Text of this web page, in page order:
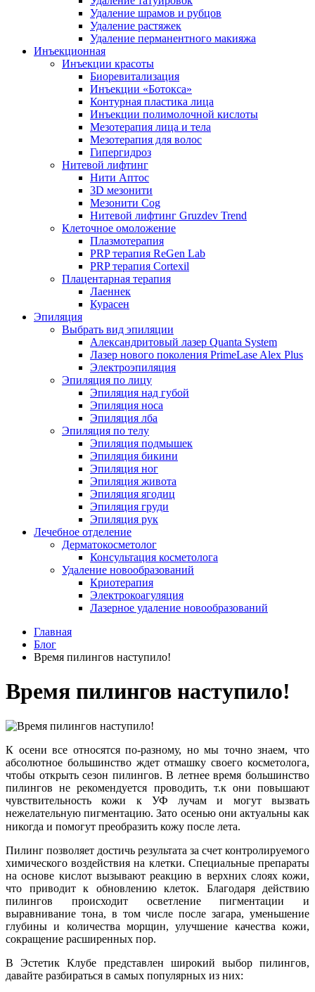
Удаление шрамов и рубцов
Удаление растяжек
Удаление перманентного макияжа
Инъекционная
Инъекции красоты
Биоревитализация
Инъекции «Ботокса»
Контурная пластика лица
Инъекции полимолочной кислоты
Мезотерапия лица и тела
Мезотерапия для волос
Гипергидроз
Нитевой лифтинг
Нити Аптос
3D мезонити
Мезонити Cog
Нитевой лифтинг Gruzdev Trend
Клеточное омоложение
Плазмотерапия
PRP терапия ReGen Lab
PRP терапия Cortexil
Плацентарная терапия
Лаеннек
Курасен
Эпиляция
Выбрать вид эпиляции
Александритовый лазер Quanta System
Лазер нового поколения PrimeLase Alex Plus
Электроэпиляция
Эпиляция по лицу
Эпиляция над губой
Эпиляция носа
Эпиляция лба
Эпиляция по телу
Эпиляция подмышек
Эпиляция бикини
Эпиляция ног
Эпиляция живота
Эпиляция ягодиц
Эпиляция груди
Эпиляция рук
Лечебное отделение
Дерматокосметолог
Консультация косметолога
Удаление новообразований
Криотерапия
Электрокоагуляция
Лазерное удаление новообразований
Главная
Блог
Время пилингов наступило!
Время пилингов наступило!
К осени все относятся по-разному, но мы точно знаем, что
абсолютное большинство ждет отмашку своего косметолога,
чтобы открыть сезон пилингов. В летнее время большинство
пилингов не рекомендуется проводить, т.к они повышают
чувствительность кожи к УФ лучам и могут вызвать
нежелательную пигментацию. Зато осенью они актуальны как
никогда и помогут преобразить кожу после лета. ⠀
Пилинг позволяет достичь результата за счет контролируемого
химического воздействия на клетки. Специальные препараты
на основе кислот вызывают реакцию в верхних слоях кожи,
что приводит к обновлению клеток. Благодаря действию
пилингов происходит осветление пигментации и
выравнивание тона, в том числе после загара, уменьшение
глубины и количества морщин, улучшение качества кожи,
сокращение расширенных пор.
В Эстетик Клубе представлен широкий выбор пилингов,
давайте разбираться в самых популярных из них: